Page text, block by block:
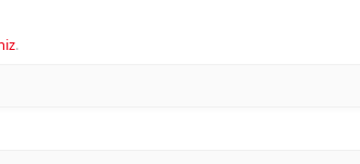
.